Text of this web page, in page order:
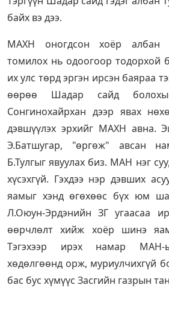
байх вэ дээ.
МАХН оногдсон хоёр албан
томилох нь одоогоор тодорхой
их улс төрд эргэн ирсэн баяраа
өөрөө Шадар сайд
Сонгинохайрхан дээр явах
дэвшүүлэх эрхийг МАХН авна.
Э.Батшугар, "өргөж" авсан
Б.Тулгыг явуулах биз. МАН нэг
хүсэхгүй. Гэхдээ нэр дэвших
яамыг хэнд өгөхөөс бүх юм
Л.Оюун-Эрдэнийн ЗГ угаасаа
өөрчлөлт хийж хоёр шинэ яам
Тэгэхээр ирэх намар МАН-
хөдөлгөөнд орж, муриулчихгүй
бас бус хүмүүс Засгийн газрын